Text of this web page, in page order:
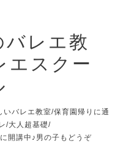
バレエ教
エスクー
バレエ教室/保育園帰りに通
/大人超基礎/
開講中♪男の子もどうぞ